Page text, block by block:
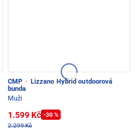
CMP ·
Lizzano Hybrid outdoorová
bunda
Muži
1.599 Kč -30 %
2.299 Kč